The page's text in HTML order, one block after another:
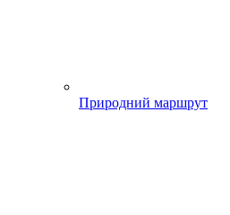
Природний маршрут